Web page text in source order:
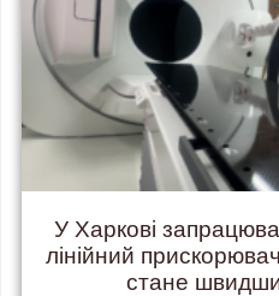
У Харкові
лінійний
стане